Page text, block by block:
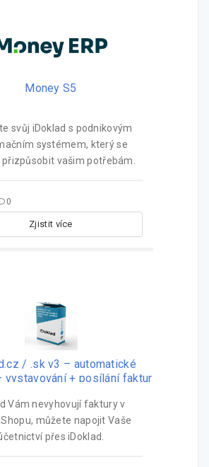
Money S5
svůj iDoklad s podnikovým
systémem, který se
přizpůsobit vašim potřebám.
0
Zjistit více
/ .sk v3 – automatické
vystavování + posílání faktur
Vám nevyhovují faktury v
můžete napojit Vaše
přes iDoklad.